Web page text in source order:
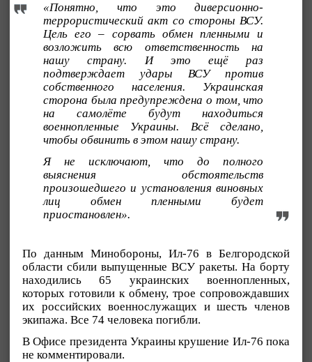
«Понятно, что это диверсионно-
террористический акт со стороны ВСУ.
Цель его – сорвать обмен пленными и
возложить всю ответственность на
нашу страну. И это ещё раз
подтверждает удары ВСУ против
собственного населения. Украинская
сторона была предупреждена о том, что
на самолёте будут находиться
военнопленные Украины. Всё сделано,
чтобы обвинить в этом нашу страну.
Я не исключают, что до полного
выяснения обстоятельств
произошедшего и установления виновных
лиц обмен пленными будет
приостановлен».
По данным Минобороны, Ил-76 в Белгородской
области сбили выпущенные ВСУ ракеты. На борту
находились 65 украинских военнопленных,
которых готовили к обмену, трое сопровождавших
их российских военнослужащих и шесть членов
экипажа. Все 74 человека погибли.
В Офисе президента Украины крушение Ил-76 пока
не комментировали.